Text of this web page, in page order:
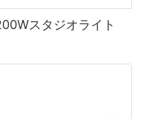
スタジオライト